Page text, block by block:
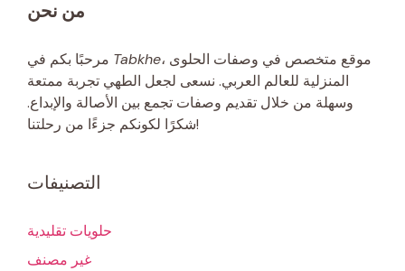
من نحن
Tabkhe، موقع متخصص في وصفات الحلوى
المنزلية للعالم العربي. نسعى لجعل الطهي تجربة ممتعة
وسهلة من خلال تقديم وصفات تجمع بين الأصالة والإبداع.
شكرًا لكونكم جزءًا من رحلتنا!
التصنيفات
حلويات تقليدية
غير مصنف